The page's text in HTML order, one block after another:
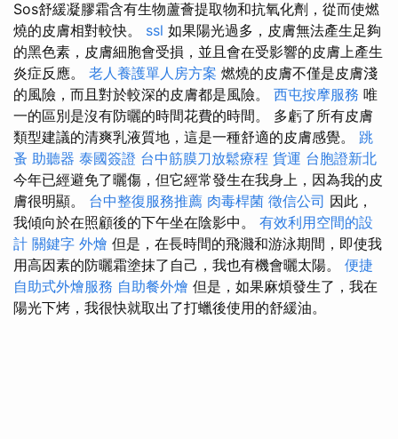
Sos舒緩凝膠霜含有生物蘆薈提取物和抗氧化劑，從而使燃
燒的皮膚相對較快。 ssl 如果陽光過多，皮膚無法產生足夠
的黑色素，皮膚細胞會受損，並且會在受影響的皮膚上產生
炎症反應。 老人養護單人房方案 燃燒的皮膚不僅是皮膚淺
的風險，而且對於較深的皮膚都是風險。 西屯按摩服務 唯
一的區別是沒有防曬的時間花費的時間。 多虧了所有皮膚
類型建議的清爽乳液質地，這是一種舒適的皮膚感覺。 跳
蚤 助聽器 泰國簽證 台中筋膜刀放鬆療程 貨運 台胞證新北
今年已經避免了曬傷，但它經常發生在我身上，因為我的皮
膚很明顯。 台中整復服務推薦 肉毒桿菌 徵信公司 因此，
我傾向於在照顧後的下午坐在陰影中。 有效利用空間的設
計 關鍵字 外燴 但是，在長時間的飛濺和游泳期間，即使我
用高因素的防曬霜塗抹了自己，我也有機會曬太陽。 便捷
自助式外燴服務 自助餐外燴 但是，如果麻煩發生了，我在
陽光下烤，我很快就取出了打蠟後使用的舒緩油。